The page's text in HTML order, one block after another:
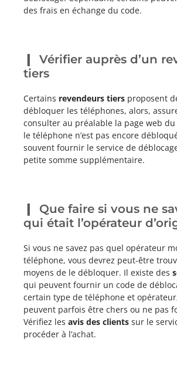
des frais en échange du code.
Vérifier auprès d’un
tiers
Certains revendeurs tiers proposent
débloquer les téléphones, alors,
consulter au préalable la page web
le téléphone n’est pas encore
souvent fournir le service de
petite somme supplémentaire.
Que faire si vous ne
qui était l’opérateur
Si vous ne savez pas quel opérateur
téléphone, vous devrez peut-être
moyens de le débloquer. Il existe des
qui peuvent fournir un code de
certain type de téléphone et
peuvent parfois être chers ou ne pas
Vérifiez les avis des clients sur le
procéder à l’achat.